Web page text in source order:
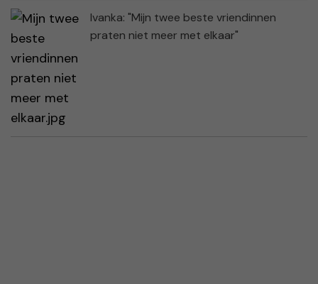
Ivanka: "Mijn twee beste vriendinnen
praten niet meer met elkaar"